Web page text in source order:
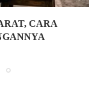
CARA